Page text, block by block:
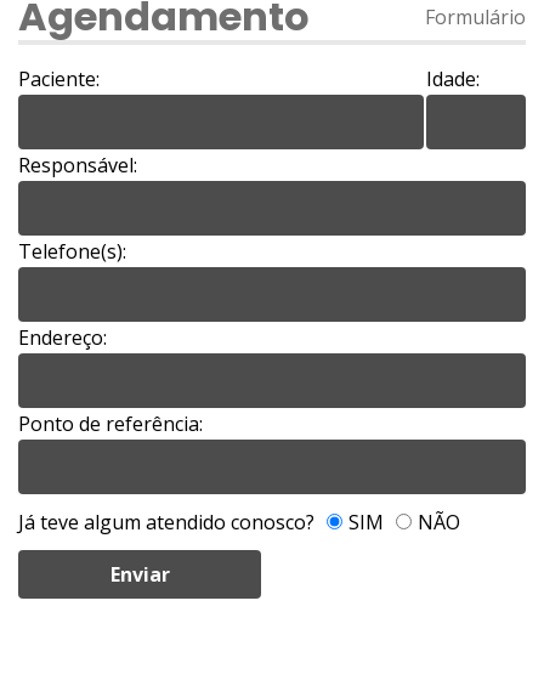
Agendamento Formulário
Paciente: Idade:
Responsável:
Telefone(s):
Endereço:
Ponto de referência:
Já teve algum atendido conosco? SIM NÃO